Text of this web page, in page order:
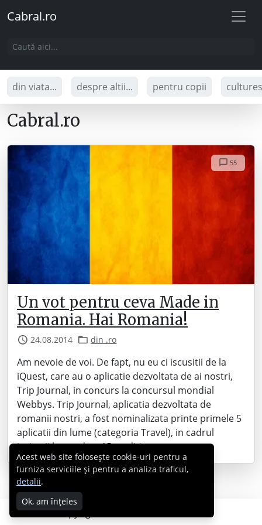
Cabral.ro
din viata... despre altii... pentru copii
Cabral.ro
55
Un vot pentru ceva Made in
Romania. Hai Romania!
24.08.2014 din .ro
Am nevoie de voi. De fapt, nu eu ci iscusitii de la
iQuest, care au o aplicatie dezvoltata de ai nostri,
Trip Journal, in concurs la concursul mondial
Webbys. Trip Journal, aplicatia dezvoltata de
romanii nostri, a fost nominalizata printe primele 5
aplicatii din lume (categoria Travel), in cadrul
jurizarii la cea de-a 15-a editie…
Copyright © 2007 - 2026 Cabral.ro
Acest web site folosește cookie-uri pentru a
furniza serviciile și pentru a analiza traficul,
detalii.
Ok, am înțeles